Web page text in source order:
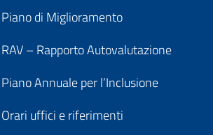
Piano di Miglioramento
RAV – Rapporto Autovalutazione
Piano Annuale per l’Inclusione
Orari uffici e riferimenti